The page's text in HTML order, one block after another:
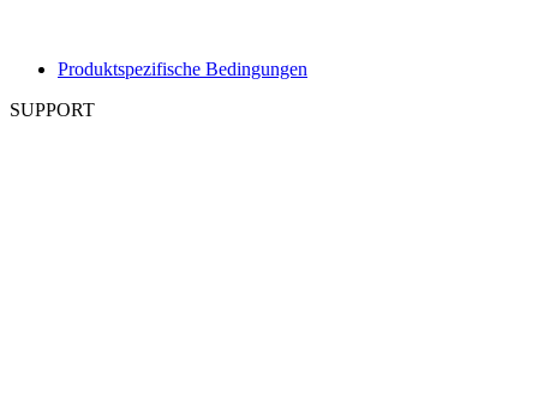
Produktspezifische Bedingungen
SUPPORT